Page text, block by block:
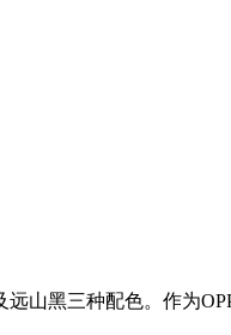
山黑三种配色。作为